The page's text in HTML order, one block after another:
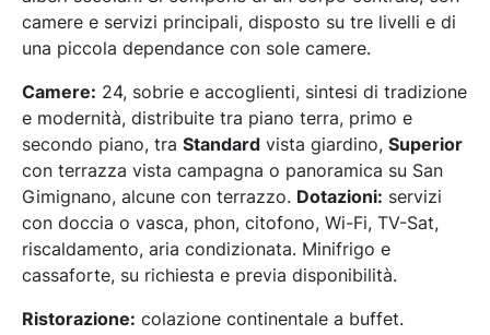
camere e servizi principali, disposto su tre livelli e di
una piccola dependance con sole camere.
Camere: 24, sobrie e accoglienti, sintesi di tradizione
e modernità, distribuite tra piano terra, primo e
secondo piano, tra Standard vista giardino, Superior
con terrazza vista campagna o panoramica su San
Gimignano, alcune con terrazzo. Dotazioni: servizi
con doccia o vasca, phon, citofono, Wi-Fi, TV-Sat,
riscaldamento, aria condizionata. Minifrigo e
cassaforte, su richiesta e previa disponibilità.
Ristorazione: colazione continentale a buffet.